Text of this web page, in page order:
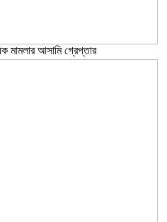
মামলার আসামি গ্রেপ্তার